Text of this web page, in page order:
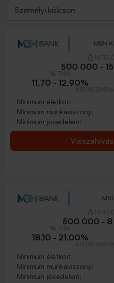
Személyi kölcsön
MBH
500 000 -
11,70 - 12,90%
Minimum életkor:
Minimum munkaviszony:
Minimum jövedelem:
500 000 -
18,10 - 21,00%
Minimum életkor:
Minimum munkaviszony:
Minimum jövedelem: